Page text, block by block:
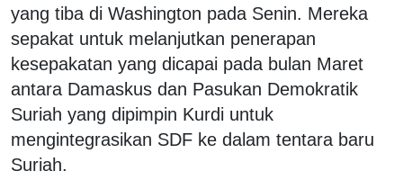
yang tiba di Washington pada Senin. Mereka
sepakat untuk melanjutkan penerapan
kesepakatan yang dicapai pada bulan Maret
antara Damaskus dan Pasukan Demokratik
Suriah yang dipimpin Kurdi untuk
mengintegrasikan SDF ke dalam tentara baru
Suriah.